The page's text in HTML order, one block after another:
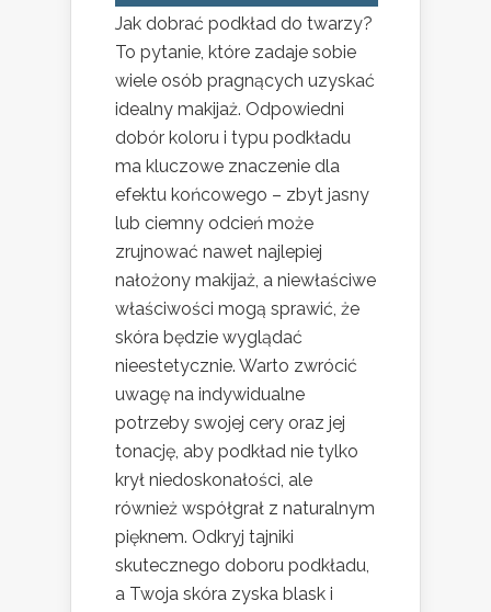
Jak dobrać podkład do twarzy?
To pytanie, które zadaje sobie
wiele osób pragnących uzyskać
idealny makijaż. Odpowiedni
dobór koloru i typu podkładu
ma kluczowe znaczenie dla
efektu końcowego – zbyt jasny
lub ciemny odcień może
zrujnować nawet najlepiej
nałożony makijaż, a niewłaściwe
właściwości mogą sprawić, że
skóra będzie wyglądać
nieestetycznie. Warto zwrócić
uwagę na indywidualne
potrzeby swojej cery oraz jej
tonację, aby podkład nie tylko
krył niedoskonałości, ale
również współgrał z naturalnym
pięknem. Odkryj tajniki
skutecznego doboru podkładu,
a Twoja skóra zyska blask i